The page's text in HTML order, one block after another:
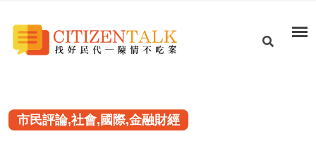
市民評論,社會,國際,金融財經